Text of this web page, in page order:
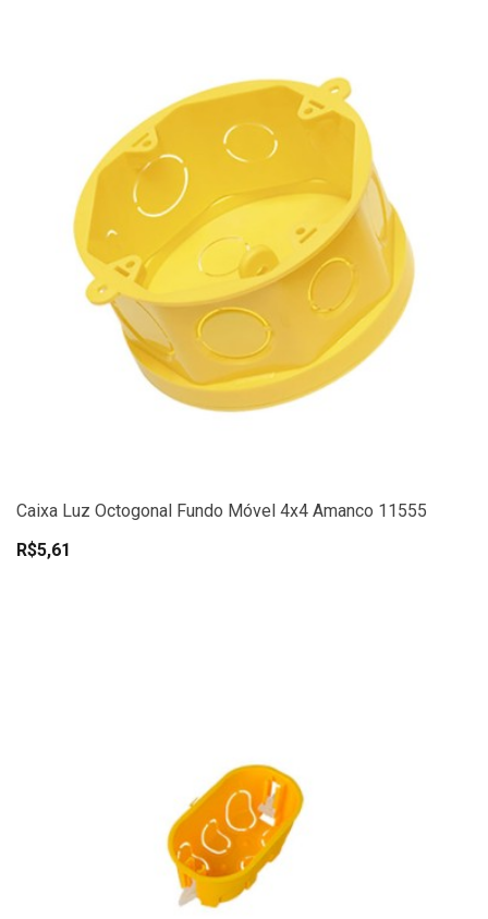
Caixa Luz Octogonal Fundo Móvel 4x4 Amanco 11555
R$5,61